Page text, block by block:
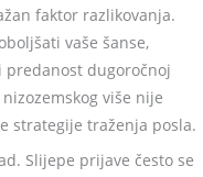
faktor razlikovanja.
vaše šanse,
dugoročnoj
više nije
strategije traženja posla.
Slijepe prijave često se